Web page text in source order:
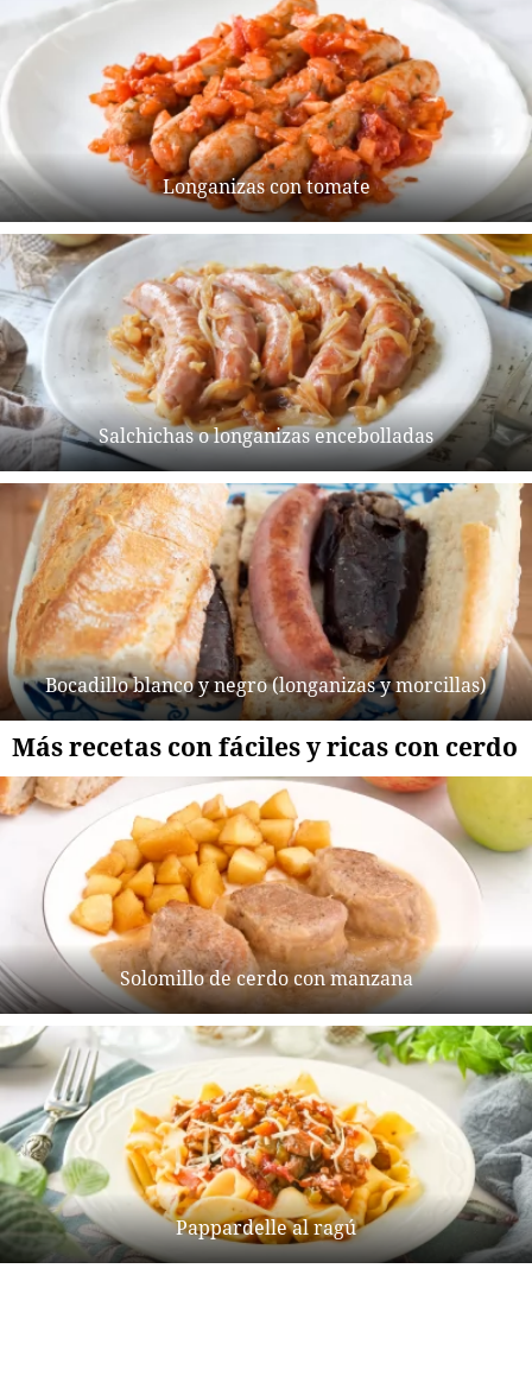
Longanizas con tomate
Salchichas o longanizas encebolladas
Bocadillo blanco y negro (longanizas y morcillas)
Más recetas con fáciles y ricas con cerdo
Solomillo de cerdo con manzana
Pappardelle al ragú